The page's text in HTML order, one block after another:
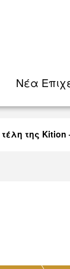
Νέα
της Kition –